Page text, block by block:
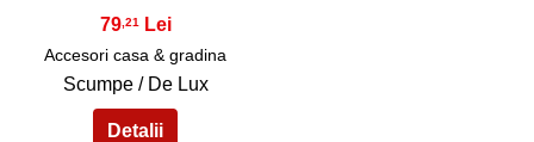
79,21
Accesori casa & gradina
Scumpe / De Lux